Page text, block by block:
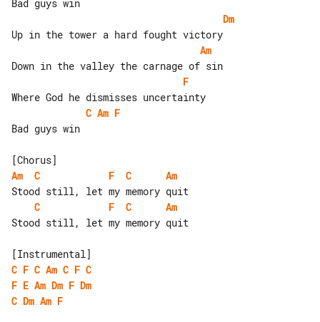
Dm
Am
F
C Am F
Bad guys win
Am
C F C
Am
C
F C
Am
Stood still, let my memory quit
C F C Am C F C
F E Am Dm F Dm
C Dm Am F